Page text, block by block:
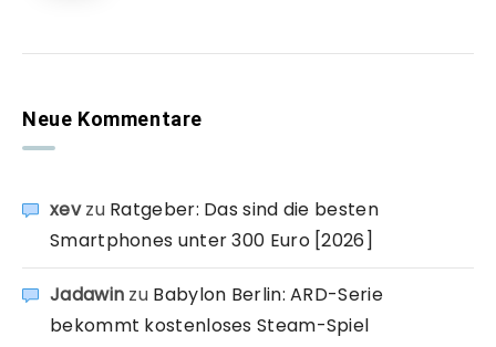
Neue Kommentare
xevzu Ratgeber: Das sind die besten
Smartphones unter 300 Euro [2026]
Jadawin zu Babylon Berlin: ARD-Serie
bekommt kostenloses Steam-Spiel